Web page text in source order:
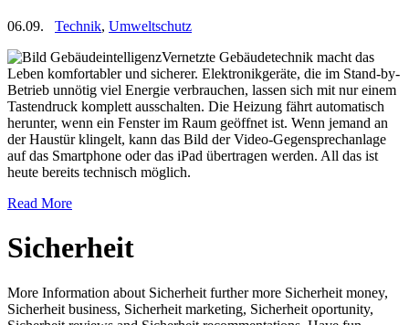
06.09. Technik, Umweltschutz
Vernetzte Gebäudetechnik macht das
Leben komfortabler und sicherer. Elektronikgeräte, die im Stand-by-
Betrieb unnötig viel Energie verbrauchen, lassen sich mit nur einem
Tastendruck komplett ausschalten. Die Heizung fährt automatisch
herunter, wenn ein Fenster im Raum geöffnet ist. Wenn jemand an
der Haustür klingelt, kann das Bild der Video-Gegensprechanlage
auf das Smartphone oder das iPad übertragen werden. All das ist
heute bereits technisch möglich.
Read More
Sicherheit
More Information about Sicherheit further more Sicherheit money,
Sicherheit business, Sicherheit marketing, Sicherheit oportunity,